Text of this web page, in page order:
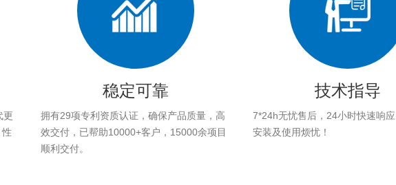
更
稳定可靠
拥有29项专利资质认证，确保产品质量，高
效交付，已帮助10000+客户，15000余项目
顺利交付。
技术指导
7*24h无忧售后，24小时快速响
安装及使用烦忧！